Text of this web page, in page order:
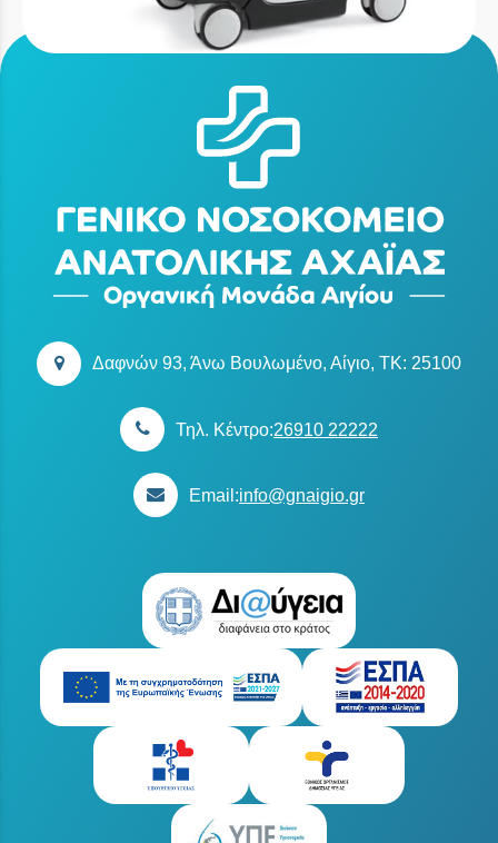
Δαφνών 93, Άνω Βουλωμένο, Αίγιο, TK: 25100
Τηλ. Κέντρο:26910 22222
Email:info@gnaigio.gr